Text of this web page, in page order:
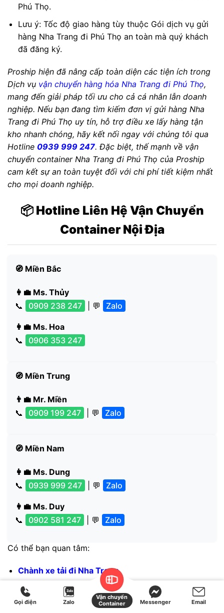
Phú Thọ.
Lưu ý: Tốc độ giao hàng tùy thuộc Gói dịch vụ gửi
hàng Nha Trang đi Phú Thọ an toàn mà quý khách
đã đăng ký.
Proship hiện đã nâng cấp toàn diện các tiện ích trong
Dịch vụ vận chuyển hàng hóa Nha Trang đi Phú Thọ,
mang đến giải pháp tối ưu cho cả cá nhân lẫn doanh
nghiệp. Nếu bạn đang tìm kiếm đơn vị gửi hàng Nha
Trang đi Phú Thọ uy tín, hỗ trợ điều xe lấy hàng tận
kho nhanh chóng, hãy kết nối ngay với chúng tôi qua
Hotline 0939 999 247. Đặc biệt, thế mạnh về vận
chuyển container Nha Trang đi Phú Thọ của Proship
cam kết sự an toàn tuyệt đối với chi phí tiết kiệm nhất
cho mọi doanh nghiệp.
📦 Hotline Liên Hệ Vận Chuyển
Container Nội Địa
🧭 Miền Bắc
👩‍💼 Ms. Thủy
📞
0909 238 247 | 💬 Zalo
👩‍💼 Ms. Hoa
📞
0906 353 247
🧭 Miền Trung
👨‍💼 Mr. Miền
📞
0909 199 247 | 💬 Zalo
🧭 Miền Nam
👩‍💼 Ms. Dung
📞
0939 999 247 | 💬 Zalo
👩‍💼 Ms. Duy
📞
0902 581 247 | 💬 Zalo
Có thể bạn quan tâm:
Chành xe tải đi Nha Trang
Vận chuyển hàng ra Huế
Gửi hàng đi Móng Cái
Gọi điện Zalo
Vận chuyển
Container
Messenger Email